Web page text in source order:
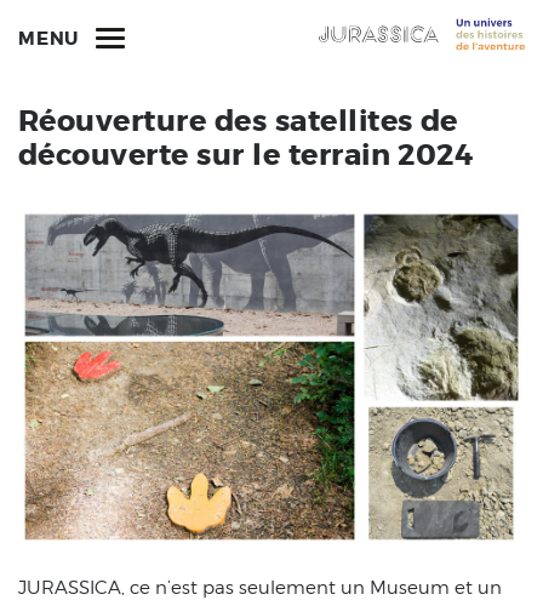
MENU
Réouverture des satellites de
découverte sur le terrain 2024
JURASSICA, ce n’est pas seulement un Museum et un